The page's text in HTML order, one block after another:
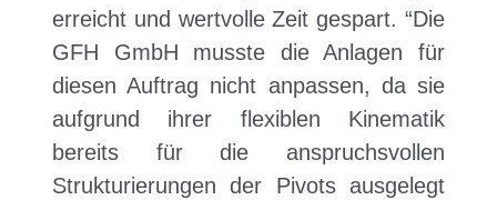
erreicht und wertvolle Zeit gespart. “Die
GFH GmbH musste die Anlagen für
diesen Auftrag nicht anpassen, da sie
aufgrund ihrer flexiblen Kinematik
bereits für die anspruchsvollen
Strukturierungen der Pivots ausgelegt